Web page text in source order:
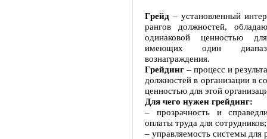
Грейд – установленный
рангов должностей,
одинаковой ценностью
имеющих один
вознаграждения.
Грейдинг – процесс и
должностей в организации в
ценностью для этой
Для чего нужен грейдинг:
– прозрачность и
оплаты труда для сотрудников;
– управляемость системы для